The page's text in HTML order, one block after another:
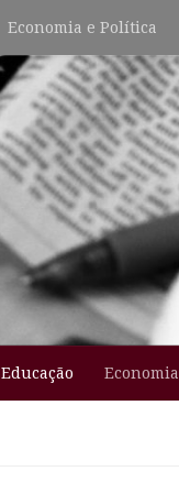
Economia e Política
Educação